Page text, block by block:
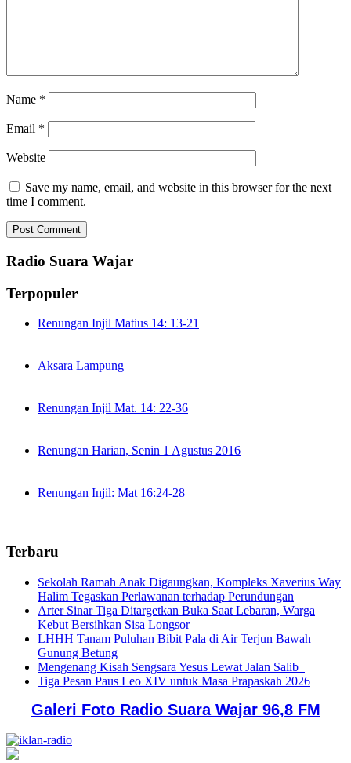
Name *
Email *
Website
Save my name, email, and website in this browser for the next
time I comment.
Radio Suara Wajar
Terpopuler
Renungan Injil Matius 14: 13-21
Aksara Lampung
Renungan Injil Mat. 14: 22-36
Renungan Harian, Senin 1 Agustus 2016
Renungan Injil: Mat 16:24-28
Terbaru
Sekolah Ramah Anak Digaungkan, Kompleks Xaverius Way
Halim Tegaskan Perlawanan terhadap Perundungan
Arter Sinar Tiga Ditargetkan Buka Saat Lebaran, Warga
Kebut Bersihkan Sisa Longsor
LHHH Tanam Puluhan Bibit Pala di Air Terjun Bawah
Gunung Betung
Mengenang Kisah Sengsara Yesus Lewat Jalan Salib
Tiga Pesan Paus Leo XIV untuk Masa Prapaskah 2026
Galeri Foto Radio Suara Wajar 96,8 FM